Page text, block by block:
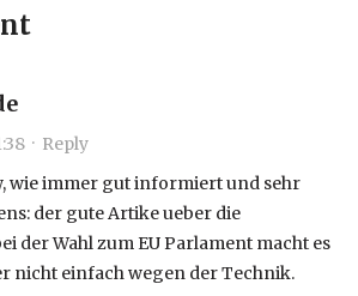
· Reply
wie immer gut informiert und sehr
der gute Artike ueber die
der Wahl zum EU Parlament macht es
nicht einfach wegen der Technik.